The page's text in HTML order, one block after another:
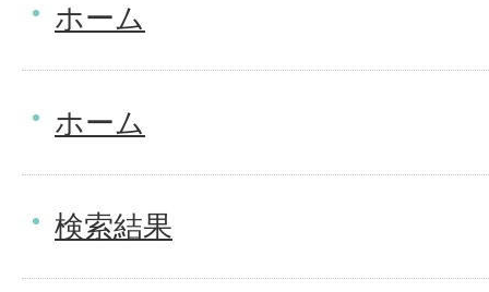
ホーム
ホーム
検索結果